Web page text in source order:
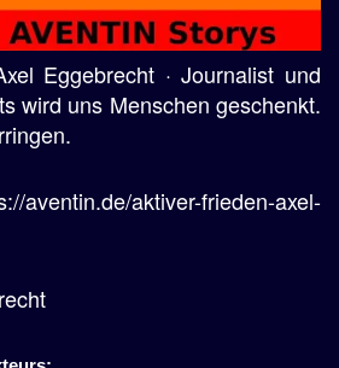
Eggebrecht · Journalist und
wird uns Menschen geschenkt.
aventin.de/aktiver-frieden-axel-